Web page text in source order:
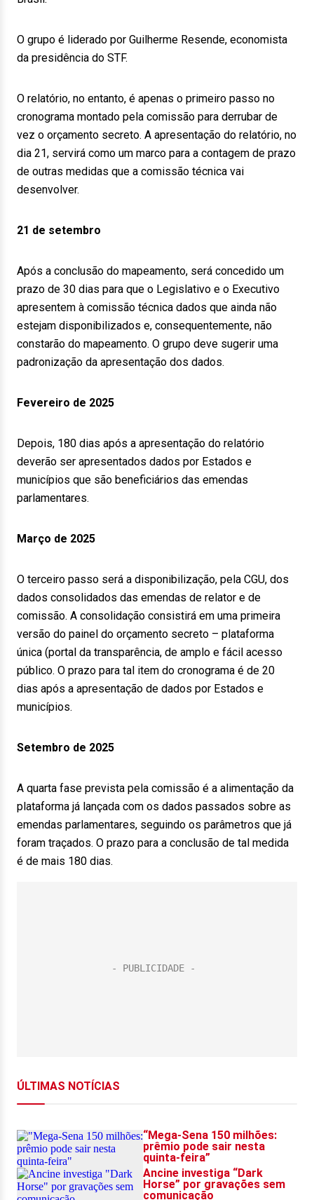
O grupo é liderado por Guilherme Resende, economista
da presidência do STF.
O relatório, no entanto, é apenas o primeiro passo no
cronograma montado pela comissão para derrubar de
vez o orçamento secreto. A apresentação do relatório, no
dia 21, servirá como um marco para a contagem de prazo
de outras medidas que a comissão técnica vai
desenvolver.
21 de setembro
Após a conclusão do mapeamento, será concedido um
prazo de 30 dias para que o Legislativo e o Executivo
apresentem à comissão técnica dados que ainda não
estejam disponibilizados e, consequentemente, não
constarão do mapeamento. O grupo deve sugerir uma
padronização da apresentação dos dados.
Fevereiro de 2025
Depois, 180 dias após a apresentação do relatório
deverão ser apresentados dados por Estados e
municípios que são beneficiários das emendas
parlamentares.
Março de 2025
O terceiro passo será a disponibilização, pela CGU, dos
dados consolidados das emendas de relator e de
comissão. A consolidação consistirá em uma primeira
versão do painel do orçamento secreto – plataforma
única (portal da transparência, de amplo e fácil acesso
público. O prazo para tal item do cronograma é de 20
dias após a apresentação de dados por Estados e
municípios.
Setembro de 2025
A quarta fase prevista pela comissão é a alimentação da
plataforma já lançada com os dados passados sobre as
emendas parlamentares, seguindo os parâmetros que já
foram traçados. O prazo para a conclusão de tal medida
é de mais 180 dias.